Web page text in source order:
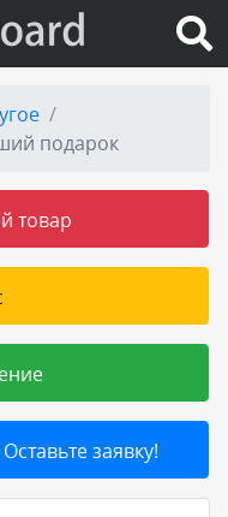
подарок
товар
заявку!